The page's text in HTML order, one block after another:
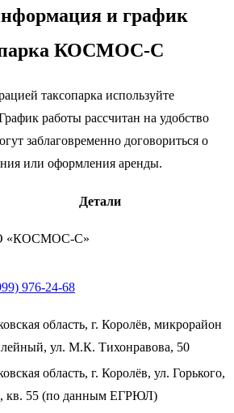
и график
КОСМОС-С
таксопарка используйте
работы рассчитан на удобство
заблаговременно договориться о
или оформления аренды.
Детали
«КОСМОС-С»
976-24-68
область, г. Королёв, микрорайон
ул. М.К. Тихонравова, 50
область, г. Королёв, ул. Горького,
кв. 55 (по данным ЕГРЮЛ)